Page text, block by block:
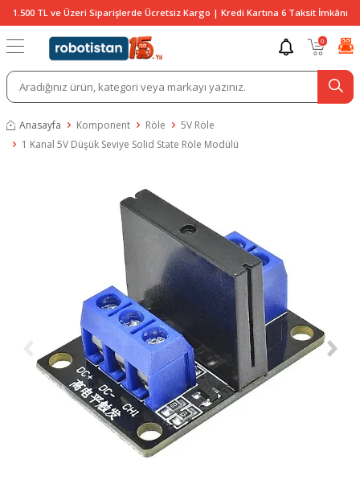
1.500 TL ve Üzeri Siparişlerde Ücretsiz Kargo | Kredi Kartına 6 Taksit İmkânı
0
Anasayfa Komponent Röle
5V Röle
1 Kanal 5V Düşük Seviye Solid State Röle Modülü